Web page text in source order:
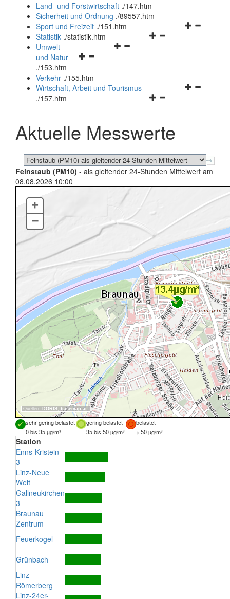
und
schließen
Land- und Forstwirtschaft ./147.htm
Sicherheit und Ordnung ./89557.htm
Navigationsmenü
Sport und Freizeit ./151.htm
Navigationsmenü
Statistik ./statistik.htm
Navigationsmenü
und
schließen
Umwelt
und Natur
./153.htm
Verkehr ./155.htm
Navigationsmenü
schließen
Wirtschaft, Arbeit und Tourismus
./157.htm
Aktuelle Messwerte
Feinstaub (PM10) - als gleitender 24-Stunden Mittelwert am
08.08.2026 10:00
Quellen: DORIS, basemap.at
+
–
sehr gering belastet gering belastet
belastet
0 bis 35 µg/m³
35 bis 50 µg/m³ > 50 µg/m³
Station
Enns-Kristein
3
Linz-Neue
Welt
Gallneukirchen
3
Braunau
Zentrum
Feuerkogel
Grünbach
Linz-
Römerberg
Linz-24er-